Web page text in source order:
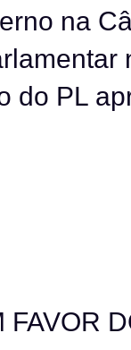
na
do PL
FAVOR